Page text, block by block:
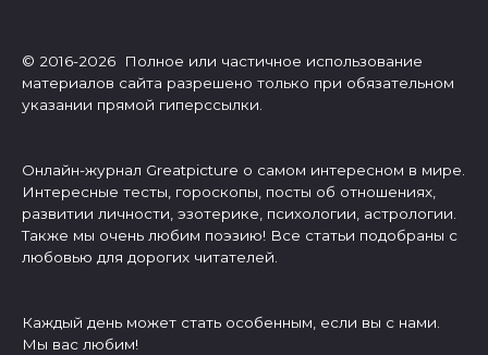
© 2016-2026 Полное или частичное использование
материалов сайта разрешено только при обязательном
указании прямой гиперссылки.
Онлайн-журнал Greatpicture о самом интересном в мире.
Интересные тесты, гороскопы, посты об отношениях,
развитии личности, эзотерике, психологии, астрологии.
Также мы очень любим поэзию! Все статьи подобраны с
любовью для дорогих читателей.
Каждый день может стать особенным, если вы с нами.
Мы вас любим!